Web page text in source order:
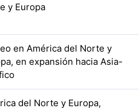
y Europa
en América del Norte y
en expansión hacia Asia-
del Norte y Europa,